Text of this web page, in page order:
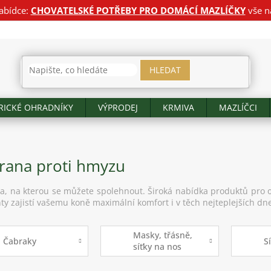
CHOVATELSKÉ POTŘEBY PRO DOMÁCÍ MAZLÍČKYvše
HLEDAT
OHRADNÍKY VÝPRODEJ KRMIVA MAZLÍČCI
proti hmyzu
na kterou se můžete spolehnout. Široká nabídka produktů pro
zajistí vašemu koně maximální komfort i v těch nejteplejších
Čabraky
Masky, třásně,
síťky na nos